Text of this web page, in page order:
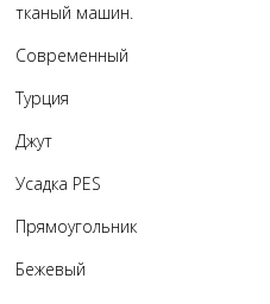
тканый машин.
Современный
Турция
Джут
Усадка PES
Прямоугольник
Бежевый